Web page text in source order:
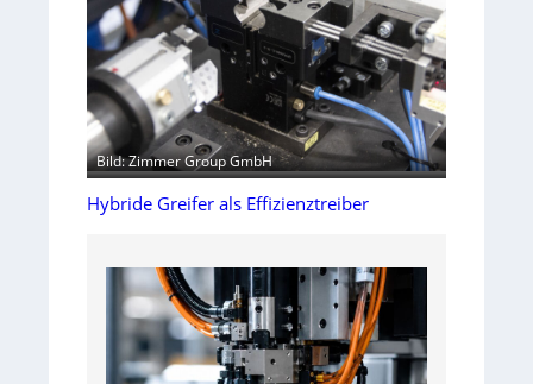
Bild: Zimmer Group GmbH
Hybride Greifer als Effizienztreiber